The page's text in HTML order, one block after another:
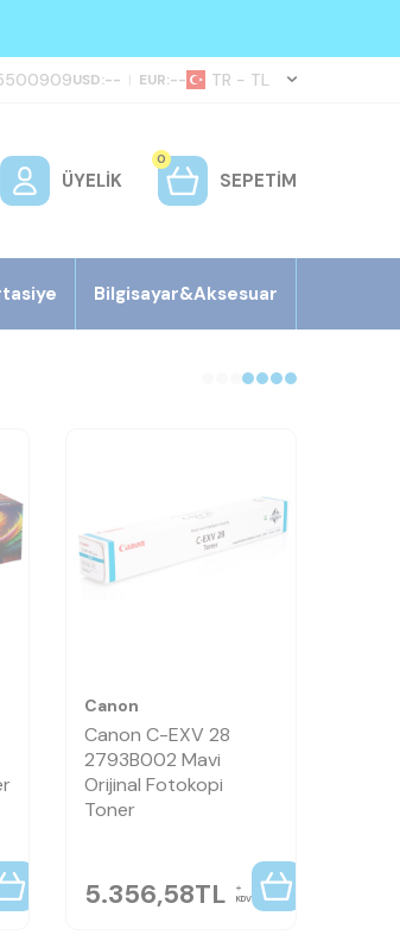
USD:-- | EUR:-- TR − TL
ÜYELIK
0
SEPETIM
Bilgisayar&Aksesuar
Canon
Canon C-EXV 28
2793B002 Mavi
Orijinal Fotokopi
Toner
5.356,58TL KDV